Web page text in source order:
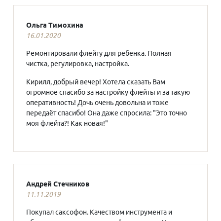
Ольга Тимохина
16.01.2020
Ремонтировали флейту для ребенка. Полная
чистка, регулировка, настройка.
Кирилл, добрый вечер! Хотела сказать Вам
огромное спасибо за настройку флейты и за такую
оперативность! Дочь очень довольна и тоже
передаёт спасибо! Она даже спросила: "Это точно
моя флейта?! Как новая!"
Андрей Стечников
11.11.2019
Покупал саксофон. Качеством инструмента и